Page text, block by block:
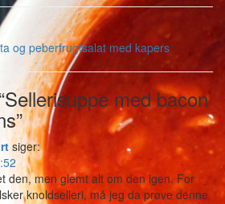
og peberfrugtsalat med kapers
med bacon
siger:
den, men glemt alt om den igen. For
knoldselleri, må jeg da prøve denne